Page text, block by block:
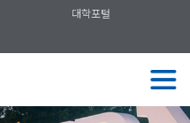
대학포털